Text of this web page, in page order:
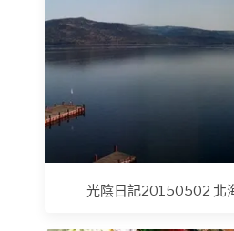
光陰日記20150502 北